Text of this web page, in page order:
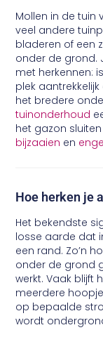
Mollen in de
veel andere
bladeren of een
onder de grond.
met herkennen:
plek
het bredere
tuinonderhoud
het gazon
bijzaaien en
Hoe herken je
Het bekendste
losse aarde dat
een rand. Zo’n
onder de grond
werkt. Vaak blijft
meerdere
op bepaalde
wordt